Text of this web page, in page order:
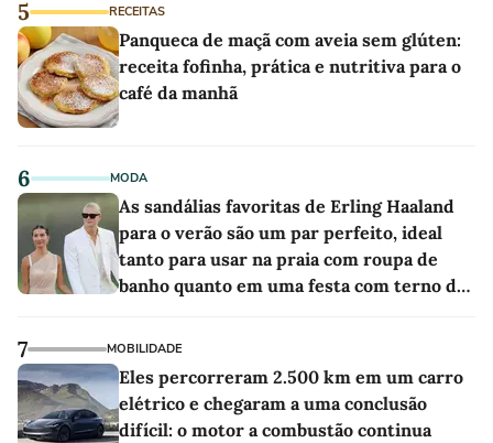
5 RECEITAS
Panqueca de maçã com aveia sem glúten:
receita fofinha, prática e nutritiva para o
café da manhã
6 MODA
As sandálias favoritas de Erling Haaland
para o verão são um par perfeito, ideal
tanto para usar na praia com roupa de
banho quanto em uma festa com terno de
7 MOBILIDADE
Eles percorreram 2.500 km em um carro
elétrico e chegaram a uma conclusão
difícil: o motor a combustão continua